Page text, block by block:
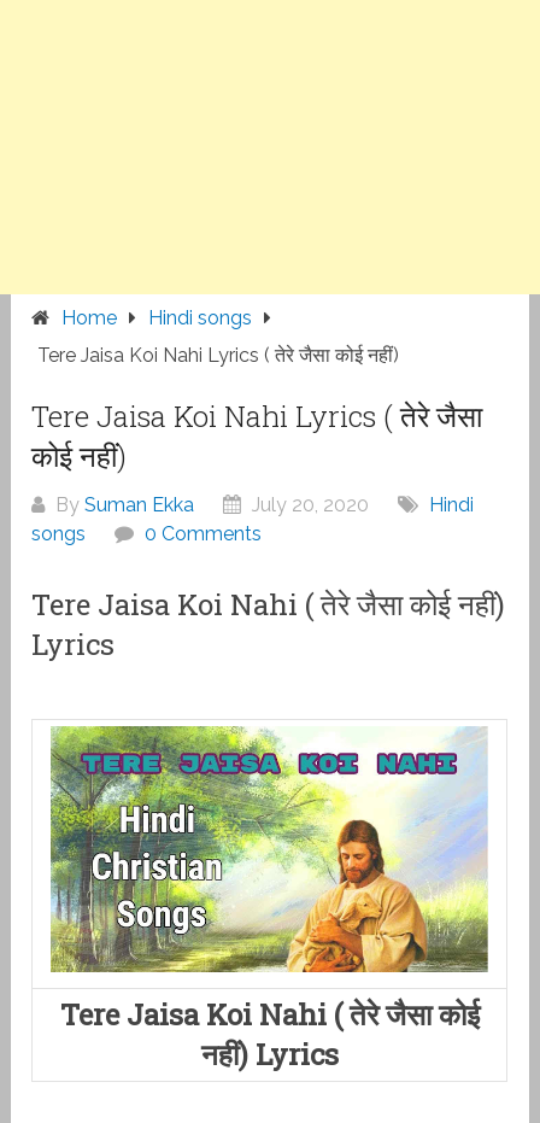
Home
Hindi songs
Tere Jaisa Koi Nahi Lyrics ( तेरे जैसा कोई नहीं)
Tere Jaisa Koi Nahi Lyrics ( तेरे जैसा
कोई नहीं)
BySuman Ekka July 20, 2020
Hindi
songs
0 Comments
Tere Jaisa Koi Nahi ( तेरे जैसा कोई नहीं)
Lyrics
Tere Jaisa Koi Nahi ( तेरे जैसा कोई
नहीं) Lyrics